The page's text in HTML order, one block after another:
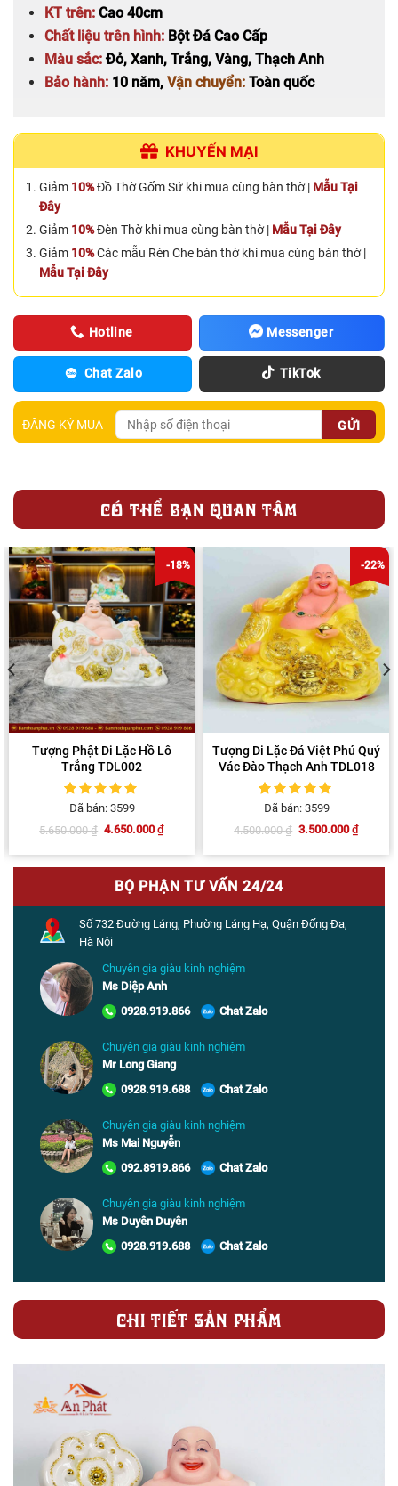
KT trên:Cao 40cm
Chất liệu trên hình: Bột Đá Cao Cấp
Màu sắc: Đỏ, Xanh, Trắng, Vàng, Thạch Anh
Bảo hành: 10 năm, Vận chuyển:Toàn quốc
KHUYẾN MẠI
Giảm 10%Đồ Thờ Gốm Sứ khi mua cùng bàn thờ | Mẫu Tại
Đây
Giảm 10%Đèn Thờ khi mua cùng bàn thờ | Mẫu Tại Đây
Giảm 10%Các mẫu Rèn Che bàn thờ khi mua cùng bàn thờ |
Mẫu Tại Đây
Hotline Messenger
Chat Zalo TikTok
ĐĂNG KÝ MUA
CÓ THỂ BẠN QUAN TÂM
-18%
Tượng Phật Di Lặc Hồ Lô
Trắng TDL002
Đã bán: 3599
5trên 5 dựa
1
5.650.000₫ Giá
là:
5.650.000 ₫.
4.650.000₫
Giá
tại
là:
4.650.000 ₫.
-22%
Tượng Di Lặc Đá Việt Phú Quý
Vác Đào Thạch Anh TDL018
Đã bán: 3599
5trên 5 dựa
1
4.500.000₫ Giá
là:
4.500.000 ₫.
3.500.000₫
Giá
tại
là:
BỘ PHẬN TƯ VẤN 24/24
Số 732 Đường Láng, Phường Láng Hạ, Quận Đống Đa,
Hà Nội
Chuyên gia giàu kinh nghiệm
Ms Diệp Anh
0928.919.866
Chat Zalo
Chuyên gia giàu kinh nghiệm
Mr Long Giang
0928.919.688
Chat Zalo
Chuyên gia giàu kinh nghiệm
Ms Mai Nguyễn
092.8919.866
Chat Zalo
Chuyên gia giàu kinh nghiệm
Ms Duyên Duyên
0928.919.688
Chat Zalo
CHI TIẾT SẢN PHẨM